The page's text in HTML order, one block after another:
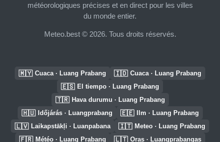
météorologiques précises et en direct pour les villes
du monde entier.
Meteo.best © 2026. Tous droits réservés.
🇲🇾 Cuaca · Luang Prabang 🇮🇩 Cuaca · Luang Prabang
🇪🇸 El tiempo · Luang Prabang
🇹🇷 Hava durumu · Luang Prabang
🇭🇺 Időjárás · Luangprabang 🇪🇪 Ilm · Luang Prabang
🇱🇻 Laikapstākļi · Luanpabana 🇮🇹 Meteo · Luang Prabang
🇫🇷 Météo · Luang Prabang 🇱🇹 Oras · Luangprabangas